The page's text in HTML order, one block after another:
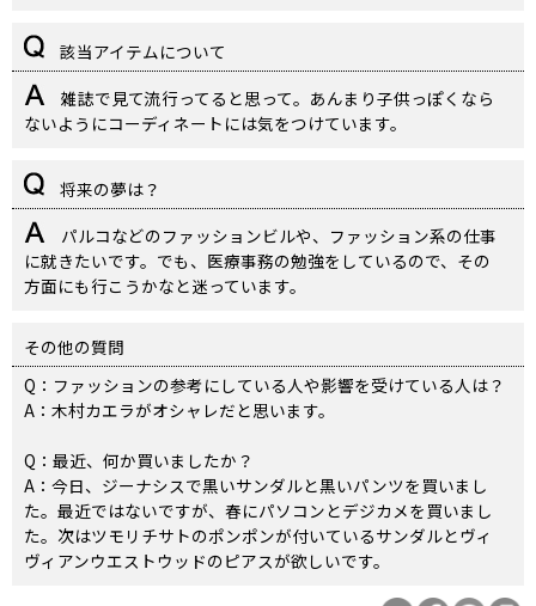
該当アイテムについて
雑誌で見て流行ってると思って。あんまり子供っぽくなら
ないようにコーディネートには気をつけています。
将来の夢は？
パルコなどのファッションビルや、ファッション系の仕事
に就きたいです。でも、医療事務の勉強をしているので、その
方面にも行こうかなと迷っています。
その他の質問
Q：ファッションの参考にしている人や影響を受けている人は？
A：木村カエラがオシャレだと思います。
Q：最近、何か買いましたか？
A：今日、ジーナシスで黒いサンダルと黒いパンツを買いまし
た。最近ではないですが、春にパソコンとデジカメを買いまし
た。次はツモリチサトのポンポンが付いているサンダルとヴィ
ヴィアンウエストウッドのピアスが欲しいです。